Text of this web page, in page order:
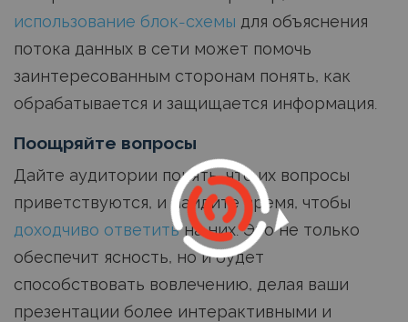
использование блок-схемы для объяснения
потока данных в сети может помочь
заинтересованным сторонам понять, как
обрабатывается и защищается информация.
Поощряйте вопросы
Дайте аудитории понять, что их вопросы
приветствуются, и найдите время, чтобы
доходчиво ответитьна них. Это не только
обеспечит ясность, но и будет
способствовать вовлечению, делая ваши
презентации более интерактивными и